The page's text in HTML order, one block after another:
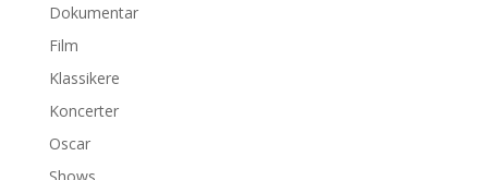
Dokumentar
Film
Klassikere
Koncerter
Oscar